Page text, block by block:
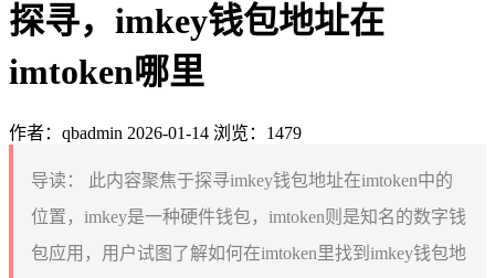
探寻，imkey钱包地址在
imtoken哪里
作者：qbadmin 2026-01-14 浏览：1479
导读：
此内容聚焦于探寻imkey钱包地址在imtoken中的
位置，imkey是一种硬件钱包，imtoken则是知名的数字钱
包应用，用户试图了解如何在imtoken里找到imkey钱包地